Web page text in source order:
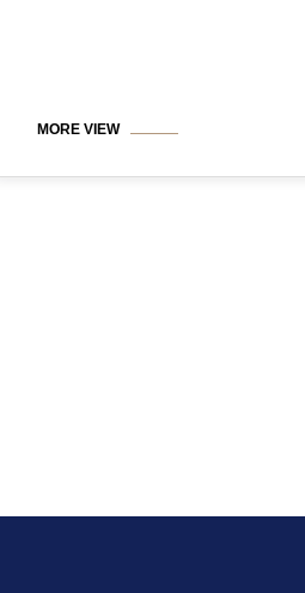
MORE VIEW